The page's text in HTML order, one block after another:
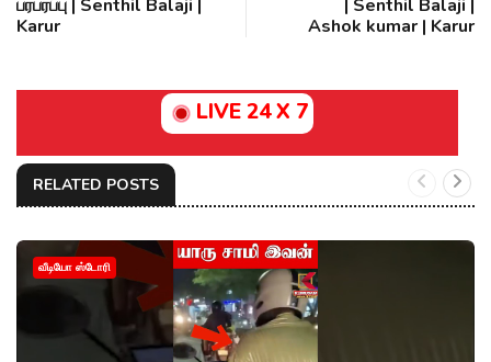
பரபரப்பு | Senthil Balaji |
Karur
| Senthil Balaji |
Ashok kumar | Karur
LIVE 24 X 7
RELATED POSTS
வீடியோ ஸ்டோரி